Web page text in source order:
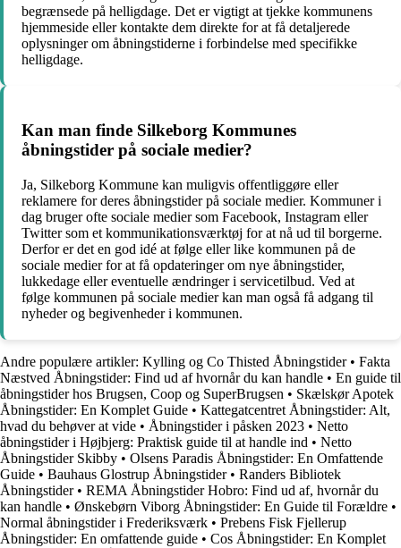
begrænsede på helligdage. Det er vigtigt at tjekke kommunens
hjemmeside eller kontakte dem direkte for at få detaljerede
oplysninger om åbningstiderne i forbindelse med specifikke
helligdage.
Kan man finde Silkeborg Kommunes
åbningstider på sociale medier?
Ja, Silkeborg Kommune kan muligvis offentliggøre eller
reklamere for deres åbningstider på sociale medier. Kommuner i
dag bruger ofte sociale medier som Facebook, Instagram eller
Twitter som et kommunikationsværktøj for at nå ud til borgerne.
Derfor er det en god idé at følge eller like kommunen på de
sociale medier for at få opdateringer om nye åbningstider,
lukkedage eller eventuelle ændringer i servicetilbud. Ved at
følge kommunen på sociale medier kan man også få adgang til
nyheder og begivenheder i kommunen.
Andre populære artikler: Kylling og Co Thisted Åbningstider• Fakta
Næstved Åbningstider: Find ud af hvornår du kan handle • En guide til
åbningstider hos Brugsen, Coop og SuperBrugsen • Skælskør Apotek
Åbningstider: En Komplet Guide • Kattegatcentret Åbningstider: Alt,
hvad du behøver at vide • Åbningstider i påsken 2023 • Netto
åbningstider i Højbjerg: Praktisk guide til at handle ind • Netto
Åbningstider Skibby • Olsens Paradis Åbningstider: En Omfattende
Guide • Bauhaus Glostrup Åbningstider• Randers Bibliotek
Åbningstider• REMA Åbningstider Hobro: Find ud af, hvornår du
kan handle • Ønskebørn Viborg Åbningstider: En Guide til Forældre •
Normal åbningstider i Frederiksværk • Prebens Fisk Fjellerup
Åbningstider: En omfattende guide • Cos Åbningstider: En Komplet